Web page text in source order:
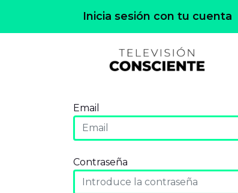
Inicia sesión con tu cuenta
Email
Contraseña